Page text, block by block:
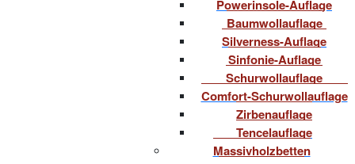
Powerinsole-Auflage
Baumwollauflage
Silverness-Auflage
Sinfonie-Auflage
Schurwollauflage
Comfort-Schurwollauflage
Zirbenauflage
Tencelauflage
Massivholzbetten